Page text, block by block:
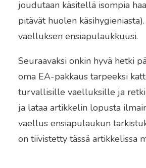
joudutaan käsitellä isompia
pitävät huolen
vaelluksen ensiapulaukkuusi.
Seuraavaksi onkin hyvä hetki
oma EA-pakkaus tarpeeksi
turvallisille vaelluksille ja
ja lataa artikkelin lopusta
vaellus ensiapulaukun
on tiivistetty tässä artikkelissa